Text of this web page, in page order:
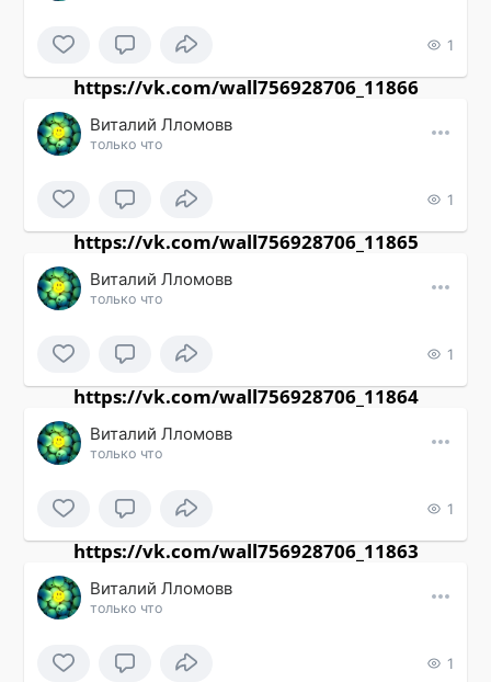
1
https://vk.com/wall756928706_11866
Виталий Лломовв
только что
1
https://vk.com/wall756928706_11865
Виталий Лломовв
только что
1
https://vk.com/wall756928706_11864
Виталий Лломовв
только что
1
https://vk.com/wall756928706_11863
Виталий Лломовв
только что
1